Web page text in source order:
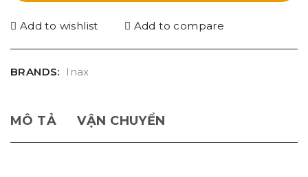
Add to wishlist Add to compare
BRANDS: Inax
MÔ TẢ VẬN CHUYỂN